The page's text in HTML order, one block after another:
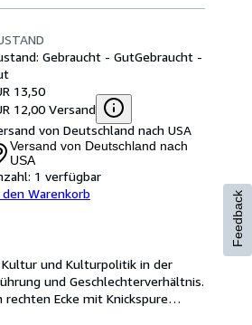
Gebraucht - GutGebraucht -
13,50
12,00 Versand
von Deutschland nach USA
Versand von Deutschland nach
USA
1 verfügbar
den Warenkorb
Kultur und Kulturpolitik in der
und Geschlechterverhältnis.
Ecke mit Knickspure…
Feedback